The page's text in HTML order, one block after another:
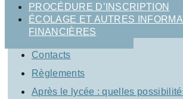
PROCÉDURE D’INSCRIPTION
ÉCOLAGE ET AUTRES
FINANCIÈRES
Contacts
Règlements
Après le lycée : quelles